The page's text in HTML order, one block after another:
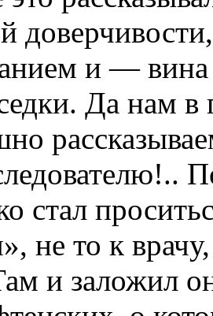
и —
Да нам в
стал
не то к
и заложил